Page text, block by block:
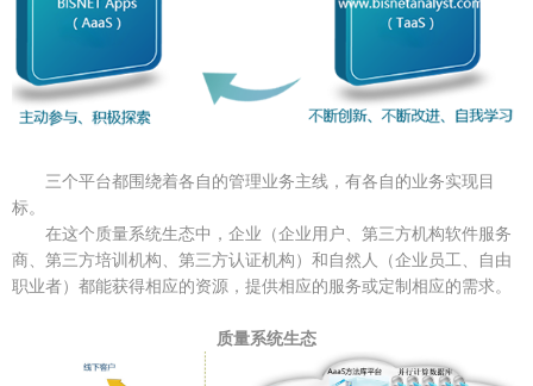
三个平台都围绕着各自的管理业务主线，有各自的业务实现目
标。
在这个质量系统生态中，企业（企业用户、第三方机构软件服务
商、第三方培训机构、第三方认证机构）和自然人（企业员工、自由
职业者）都能获得相应的资源，提供相应的服务或定制相应的需求。
质量系统生态